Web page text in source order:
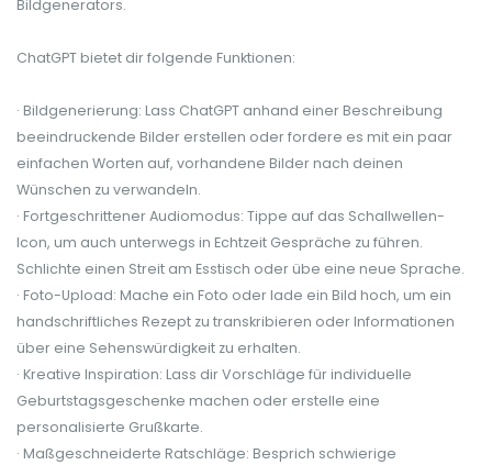
Bildgenerators.
ChatGPT bietet dir folgende Funktionen:
· Bildgenerierung: Lass ChatGPT anhand einer Beschreibung
beeindruckende Bilder erstellen oder fordere es mit ein paar
einfachen Worten auf, vorhandene Bilder nach deinen
Wünschen zu verwandeln.
· Fortgeschrittener Audiomodus: Tippe auf das Schallwellen-
Icon, um auch unterwegs in Echtzeit Gespräche zu führen.
Schlichte einen Streit am Esstisch oder übe eine neue Sprache.
· Foto-Upload: Mache ein Foto oder lade ein Bild hoch, um ein
handschriftliches Rezept zu transkribieren oder Informationen
über eine Sehenswürdigkeit zu erhalten.
· Kreative Inspiration: Lass dir Vorschläge für individuelle
Geburtstagsgeschenke machen oder erstelle eine
personalisierte Grußkarte.
· Maßgeschneiderte Ratschläge: Besprich schwierige